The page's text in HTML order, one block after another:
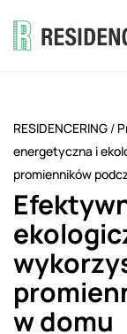
RESIDENCERING /
energetyczna i
promienników
w domu